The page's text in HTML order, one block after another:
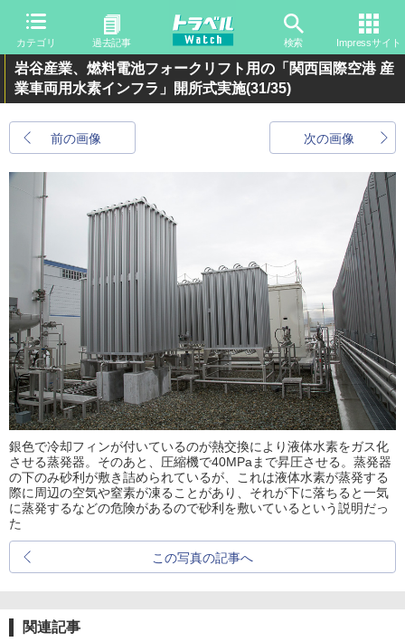
カテゴリ 過去記事 検索 Impressサイト
岩谷産業、燃料電池フォークリフト用の「関西国際空港 産
業車両用水素インフラ」開所式実施(31/35)
前の画像 次の画像
銀色で冷却フィンが付いているのが熱交換により液体水素をガス化
させる蒸発器。そのあと、圧縮機で40MPaまで昇圧させる。蒸発器
の下のみ砂利が敷き詰められているが、これは液体水素が蒸発する
際に周辺の空気や窒素が凍ることがあり、それが下に落ちると一気
に蒸発するなどの危険があるので砂利を敷いているという説明だっ
た
この写真の記事へ
関連記事